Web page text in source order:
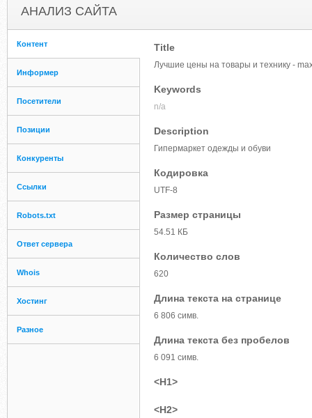
АНАЛИЗ САЙТА
Контент
Информер
Посетители
Позиции
Конкуренты
Ссылки
Robots.txt
Ответ сервера
Whois
Хостинг
Разное
Title
Лучшие цены на товары и технику -
Keywords
n/a
Description
Гипермаркет одежды и обуви
Кодировка
UTF-8
Размер страницы
54.51 КБ
Количество слов
620
Длина текста на странице
6 806 симв.
Длина текста без пробелов
6 091 симв.
<H1>
<H2>